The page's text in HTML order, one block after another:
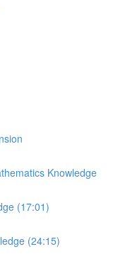
Knowledge
(17:01)
(24:15)